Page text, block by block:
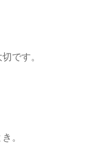
です。
。